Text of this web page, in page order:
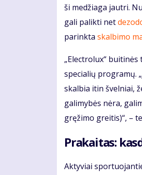
ši medžiaga jautri.
gali palikti net
parinkta skalbimo
„Electrolux“
specialių programų.
skalbia itin švelniai,
galimybės nėra,
gręžimo greitis)“, –
Prakaitas:
Aktyviai